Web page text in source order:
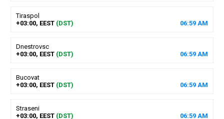
Tiraspol
+03:00, EEST (DST) 06:59 AM
Dnestrovsc
+03:00, EEST (DST) 06:59 AM
Bucovat
+03:00, EEST (DST) 06:59 AM
Straseni
+03:00, EEST (DST) 06:59 AM